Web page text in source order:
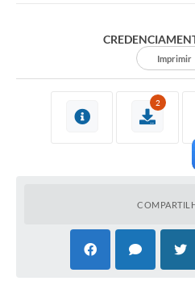
Cartas de Serviços
Transparência
FAQ / Perguntas e Respostas
Imprimir
2